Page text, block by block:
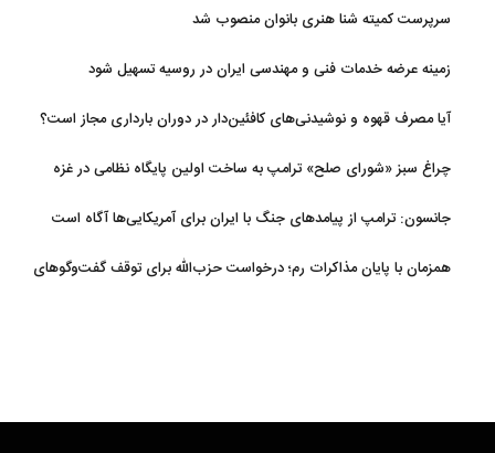
سرپرست کمیته شنا هنری بانوان منصوب شد
زمینه عرضه خدمات فنی و مهندسی ایران در روسیه تسهیل شود
آیا مصرف قهوه و نوشیدنی‌های کافئین‌دار در دوران بارداری مجاز است؟
چراغ سبز «شورای صلح» ترامپ به ساخت اولین پایگاه نظامی در غزه
جانسون: ترامپ از پیامدهای جنگ با ایران برای آمریکایی‌ها آگاه است
همزمان با پایان مذاکرات رم؛ درخواست حزب‌الله برای توقف گفت‌وگوهای